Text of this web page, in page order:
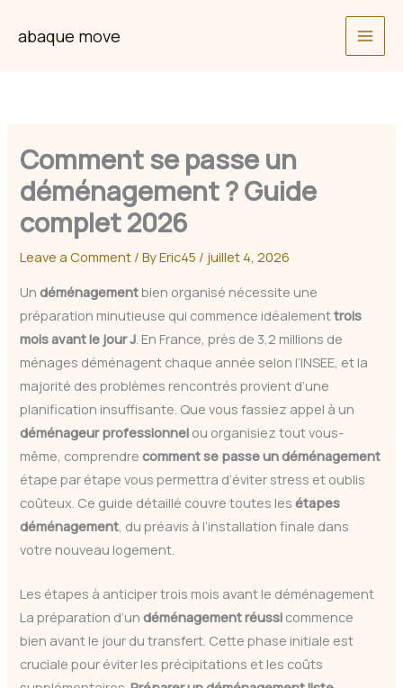
abaque move
Comment se passe un
déménagement ? Guide
complet 2026
Leave a Comment / ByEric45 / juillet 4, 2026
Undéménagementbien organisé nécessite une
préparation minutieuse qui commence idéalementtrois
mois avant le jour J . En France, près de 3,2 millions de
ménages déménagent chaque année selon l’INSEE, et la
majorité des problèmes rencontrés provient d’une
planification insuffisante. Que vous fassiez appel à un
déménageur professionnel ou organisiez tout vous-
même, comprendrecomment se passe un déménagement
étape par étape vous permettra d’éviter stress et oublis
coûteux. Ce guide détaillé couvre toutes lesétapes
déménagement , du préavis à l’installation finale dans
votre nouveau logement.
Les étapes à anticiper trois mois avant le déménagement
La préparation d’undéménagement réussi commence
bien avant le jour du transfert. Cette phase initiale est
cruciale pour éviter les précipitations et les coûts